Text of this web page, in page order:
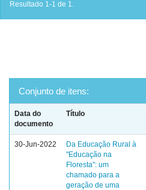
Resultado 1-1 de 1.
Conjunto de itens:
Data do
documento
Título
30-Jun-2022
Da Educação Rural à
"Educação na
Floresta": um
chamado para a
geração de uma